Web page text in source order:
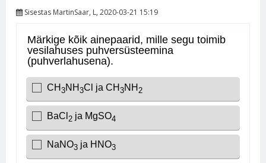
Sisestas MartinSaar, L, 2020-03-21 15:19